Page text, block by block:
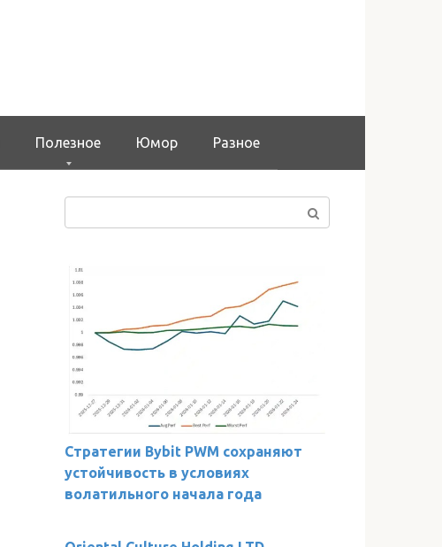
Полезное Юмор Разное
Стратегии Bybit PWM сохраняют
устойчивость в условиях
волатильного начала года